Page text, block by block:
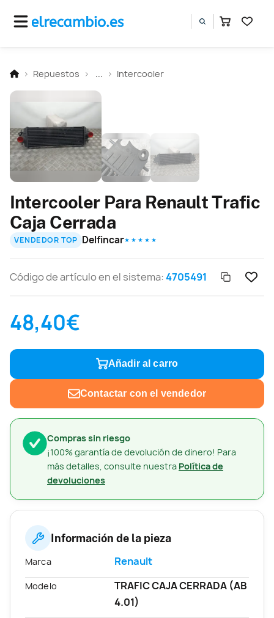
Repuestos Intercooler
Compras sin riesgo
¡100% garantía de devolución de dinero! Para
más detalles, consulte nuestra Política de
devoluciones
Intercooler Para Renault Trafic
Caja Cerrada
VENDEDOR TOP Delfincar★ ★ ★ ★ ★
Código de artículo en el sistema:4705491
48,40€
Añadir al carro
Contactar con el vendedor
Información de la pieza
Marca Renault
Modelo
TRAFIC CAJA CERRADA (AB
4.01)